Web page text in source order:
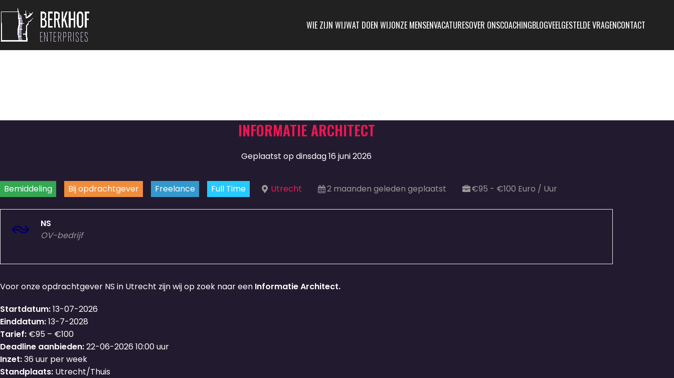
WIE ZIJN WIJWAT DOEN WIJONZE MENSENVACATURESOVER ONSCOACHINGBLOGVEELGESTELDE VRAGENCONTACT
INFORMATIE ARCHITECT
Geplaatst op dinsdag 16 juni 2026
Bemiddeling Bij opdrachtgever Freelance Full Time Utrecht 2 maanden geleden geplaatst €95 - €100 Euro / Uur
NS
OV-bedrijf
Voor onze opdrachtgever NS in Utrecht zijn wij op zoek naar een Informatie Architect.
Startdatum:13-07-2026
Einddatum:13-7-2028
Tarief: €95 – €100
Deadline aanbieden:22-06-2026 10:00 uur
Inzet:36 uur per week
Standplaats: Utrecht/Thuis